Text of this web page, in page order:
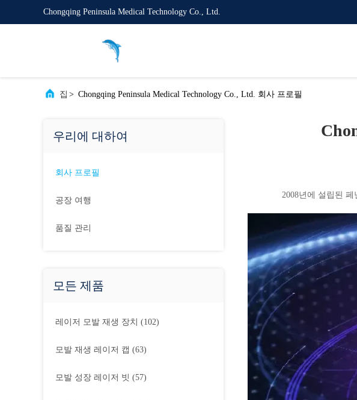
Chongqing Peninsula Medical Technology Co., Ltd.
집 > Chongqing Peninsula Medical Technology Co., Ltd. 회사 프로필
우리에 대하여
회사 프로필
공장 여행
품질 관리
모든 제품
레이저 모발 재생 장치 (102)
모발 재생 레이저 캡 (63)
모발 성장 레이저 빗 (57)
2008년에 설립된